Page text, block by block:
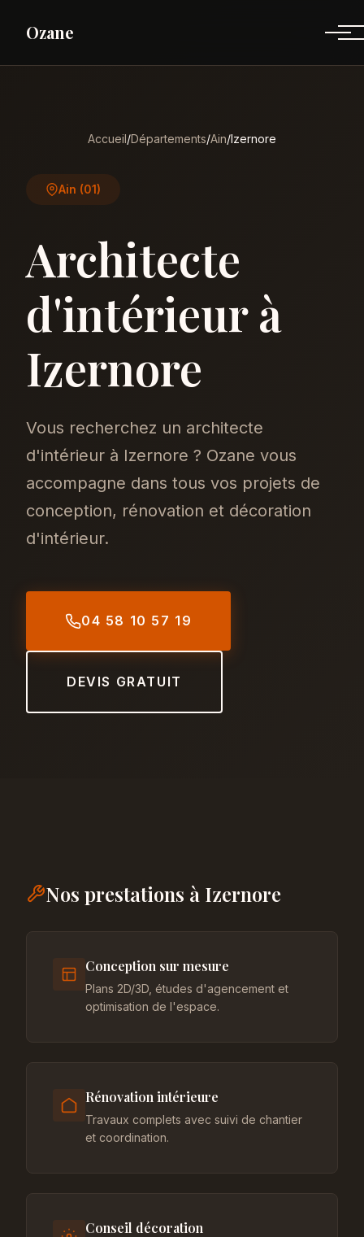
Ozane
Accueil/Départements/Ain/Izernore
Ain (01)
Architecte
d'intérieur à
Izernore
Vous recherchez un architecte
d'intérieur à Izernore ? Ozane vous
accompagne dans tous vos projets de
conception, rénovation et décoration
d'intérieur.
04 58 10 57 19
DEVIS GRATUIT
Nos prestations à Izernore
Conception sur mesure
Plans 2D/3D, études d'agencement et
optimisation de l'espace.
Rénovation intérieure
Travaux complets avec suivi de chantier
et coordination.
Conseil décoration